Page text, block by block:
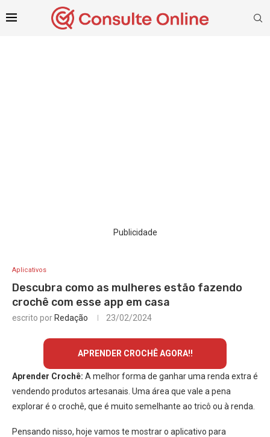
Publicidade
Aplicativos
Descubra como as mulheres estão fazendo
crochê com esse app em casa
escrito por Redação 23/02/2024
APRENDER CROCHÊ AGORA!!
Aprender Crochê: A melhor forma de ganhar uma renda extra é
vendendo produtos artesanais. Uma área que vale a pena
explorar é o crochê, que é muito semelhante ao tricô ou à renda.
Pensando nisso, hoje vamos te mostrar o aplicativo para